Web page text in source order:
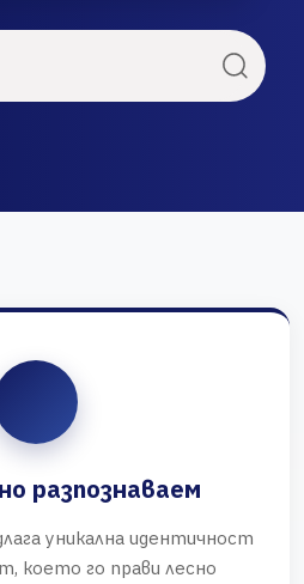
разпознаваем
уникална идентичност
което го прави лесно